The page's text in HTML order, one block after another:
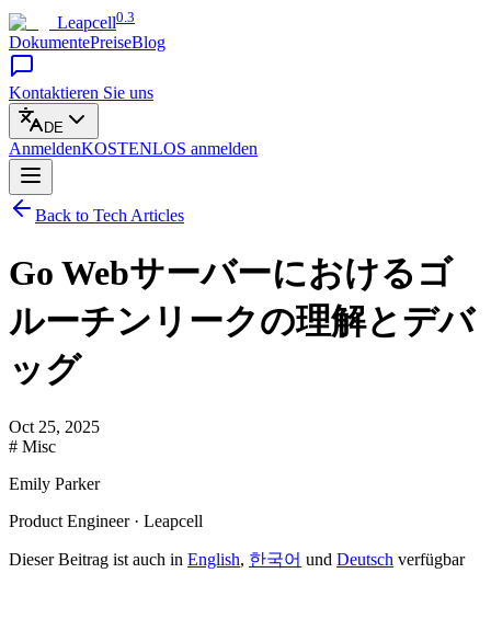
Leapcell0.3
DokumentePreiseBlog
Kontaktieren Sie uns
DE
AnmeldenKOSTENLOS anmelden
Back to Tech Articles
Go Webサーバーにおけるゴ
ルーチンリークの理解とデバ
ッグ
Oct 25, 2025
# Misc
Emily Parker
Product Engineer · Leapcell
Dieser Beitrag ist auch in English, 한국어 und Deutsch verfügbar